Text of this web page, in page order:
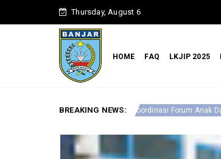
Thursday, August 6
HOME FAQ LKJIP 2025
BREAKING NEWS:
Koordinasi Forum Anak Daerah Cetak Pemimpin